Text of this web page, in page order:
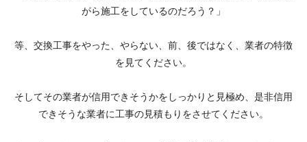
がら施工をしているのだろう？」
等、交換工事をやった、やらない、前、後ではなく、業者の特徴
を見てください。
そしてその業者が信用できそうかをしっかりと見極め、是非信用
できそうな業者に工事の見積もりをさせてください。